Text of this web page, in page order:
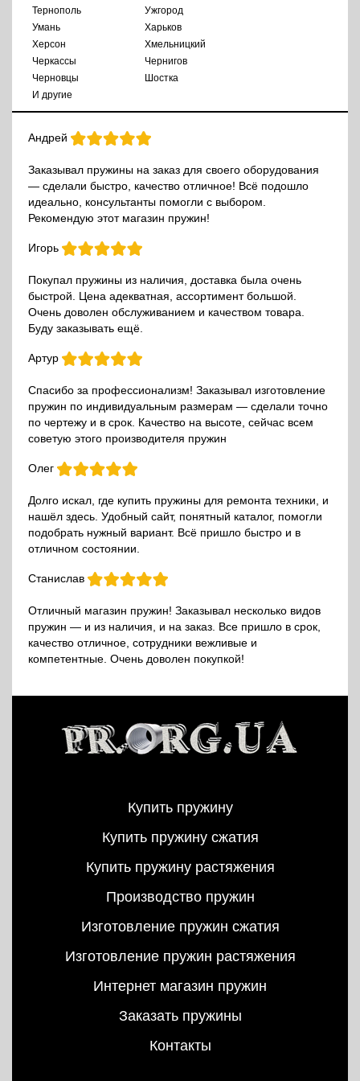
Тернополь
Ужгород
Умань
Харьков
Херсон
Хмельницкий
Черкассы
Чернигов
Черновцы
Шостка
И другие
Андрей
Заказывал пружины на заказ для своего оборудования
— сделали быстро, качество отличное! Всё подошло
идеально, консультанты помогли с выбором.
Рекомендую этот магазин пружин!
Игорь
Покупал пружины из наличия, доставка была очень
быстрой. Цена адекватная, ассортимент большой.
Очень доволен обслуживанием и качеством товара.
Буду заказывать ещё.
Артур
Спасибо за профессионализм! Заказывал изготовление
пружин по индивидуальным размерам — сделали точно
по чертежу и в срок. Качество на высоте, сейчас всем
советую этого производителя пружин
Олег
Долго искал, где купить пружины для ремонта техники, и
нашёл здесь. Удобный сайт, понятный каталог, помогли
подобрать нужный вариант. Всё пришло быстро и в
отличном состоянии.
Станислав
Отличный магазин пружин! Заказывал несколько видов
пружин — и из наличия, и на заказ. Все пришло в срок,
качество отличное, сотрудники вежливые и
компетентные. Очень доволен покупкой!
Купить пружину
Купить пружину сжатия
Купить пружину растяжения
Производство пружин
Изготовление пружин сжатия
Изготовление пружин растяжения
Интернет магазин пружин
Заказать пружины
Контакты